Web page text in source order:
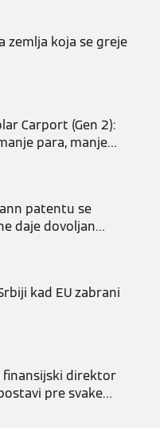
zemlja koja se greje
Carport (Gen 2):
para, manje
patentu se
daje dovoljan
kad EU zabrani
direktor
pre svake